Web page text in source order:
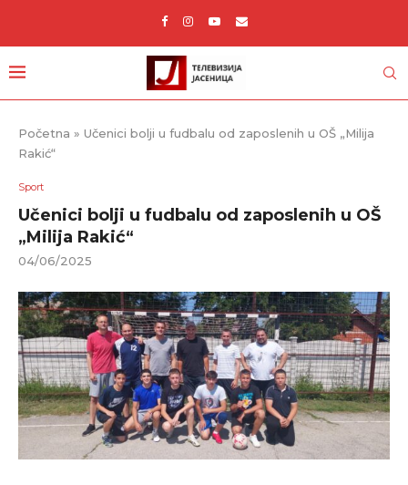
Početna » Učenici bolji u fudbalu od zaposlenih u OŠ „Milija
Rakić“
Sport
Učenici bolji u fudbalu od zaposlenih u OŠ
„Milija Rakić“
04/06/2025